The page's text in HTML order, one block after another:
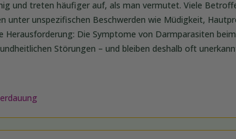
und treten häufiger auf, als man vermutet. Viele
unter unspezifischen Beschwerden wie Müdigkeit,
Herausforderung: Die Symptome von Darmparasiten
Störungen – und bleiben deshalb oft